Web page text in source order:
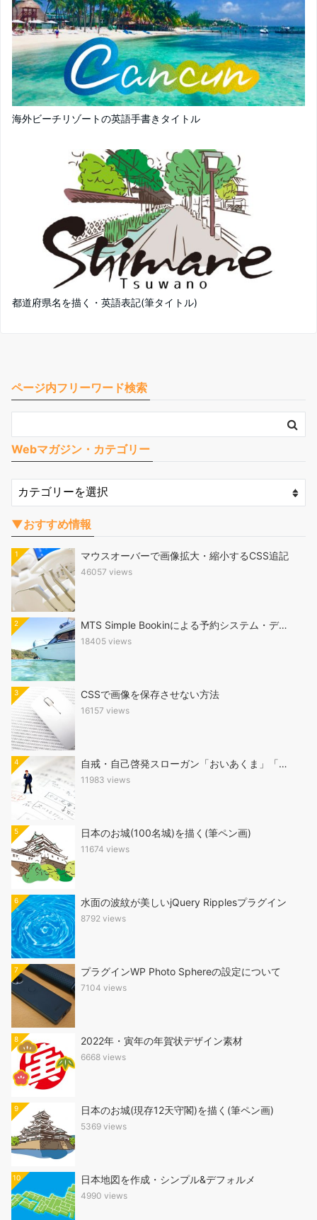
海外ビーチリゾートの英語手書きタイトル
都道府県名を描く・英語表記(筆タイトル)
ページ内フリーワード検索
Webマガジン・カテゴリー
▼おすすめ情報
1 マウスオーバーで画像拡大・縮小するCSS追記
46057 views
2 MTS Simple Bookinによる予約システム・デ…
18405 views
3 CSSで画像を保存させない方法
16157 views
4 自戒・自己啓発スローガン「おいあくま」「…
11983 views
5 日本のお城(100名城)を描く(筆ペン画)
11674 views
6 水面の波紋が美しいjQuery Ripplesプラグイン
8792 views
7 プラグインWP Photo Sphereの設定について
7104 views
8 2022年・寅年の年賀状デザイン素材
6668 views
9 日本のお城(現存12天守閣)を描く(筆ペン画)
5369 views
10 日本地図を作成・シンプル&デフォルメ
4990 views